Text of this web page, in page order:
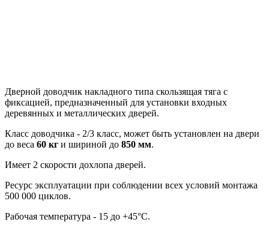
Дверной доводчик накладного типа скользящая тяга с
фиксацией, предназначенный для установки входных
деревянных и металлических дверей.
Класс доводчика - 2/3 класс, может быть установлен на двери
до веса 60 кг и шириной до 850 мм.
Имеет 2 скорости дохлопа дверей.
Ресурс эксплуатации при соблюдении всех условий монтажа
500 000 циклов.
Рабочая температура - 15 до +45°С.